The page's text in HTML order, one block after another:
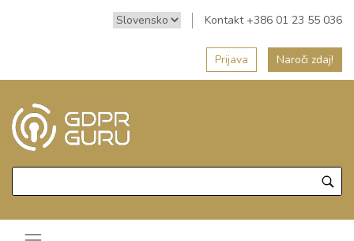
Kontakt +386 01 23 55 036
Prijava Naroči zdaj!